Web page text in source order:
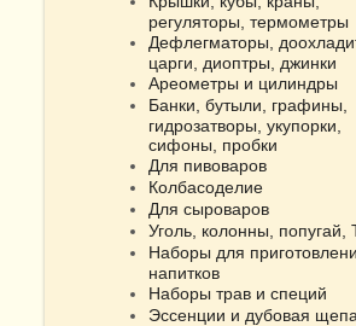
регуляторы, термометры
Дефлегматоры,
царги, диоптры, джинки
Ареометры и цилиндры
Банки, бутыли, графины,
гидрозатворы, укупорки,
сифоны, пробки
Для пивоваров
Колбасоделие
Для сыроваров
Уголь, колонны, попугай,
Наборы для
напитков
Наборы трав и специй
Эссенции и дубовая щепа